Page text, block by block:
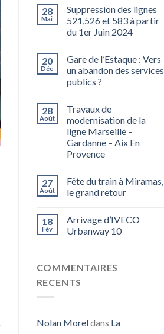
28
Mai
Suppression des lignes
521,526 et 583 à partir
du 1er Juin 2024
20
Déc
Gare de l’Estaque : Vers
un abandon des services
publics ?
28
Août
Travaux de
modernisation de la
ligne Marseille –
Gardanne – Aix En
Provence
27
Août
Fête du train à Miramas,
le grand retour
18
Fév
Arrivage d’IVECO
Urbanway 10
COMMENTAIRES
RECENTS
Nolan Moreldans La